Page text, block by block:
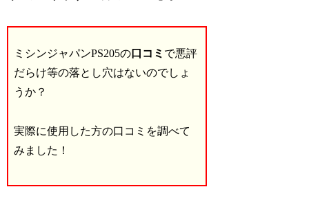
ミシンジャパンPS205の口コミ で悪評
だらけ等の落とし穴はないのでしょ
うか？
実際に使用した方の口コミを調べて
みました！